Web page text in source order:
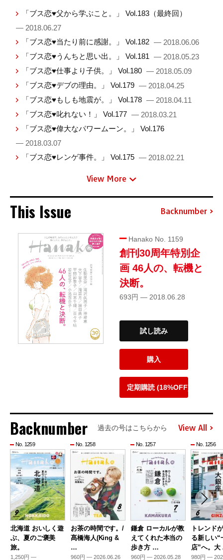
「ブス恋♥父から学ぶこと。」 Vol.183（最終回）
— 2018.06.27
「ブス恋♥当たり前に感謝。」 Vol.182 — 2018.06.06
「ブス恋♥うんちと思い出。」 Vol.181 — 2018.05.23
「ブス恋♥仕事より子供。」 Vol.180 — 2018.05.09
「ブス恋♥デブの理由。」 Vol.179 — 2018.04.25
「ブス恋♥もしも地震が。」 Vol.178 — 2018.04.11
「ブス恋♥叱れない！」 Vol.177 — 2018.03.21
「ブス恋♥偉大なパワームーン。」 Vol.176
— 2018.03.07
「ブス恋♥レンゲ事件。」 Vol.175 — 2018.02.21
View More
This Issue Backnumber
Hanako No. 1159
創刊30周年特別企
画 46人の、転機と
決断。
693円 — 2018.06.28
試し読み
購入
定期購読 (18%OFF)
Backnumber 過去の号はこちらから View All
No. 1259
北海道 おいしく遊
ぶ、夏のご褒美
旅。
1,250円 —
No. 1258
お茶の時間です。/
髙橋海人(King &
…
960円 — 2026.06.26
No. 1257
鎌倉 ローカルが教
えてくれた本当の
歩き方 …
960円 — 2026.05.28
No. 1256
トレンド
る新しい“
店”へ。
980円 —